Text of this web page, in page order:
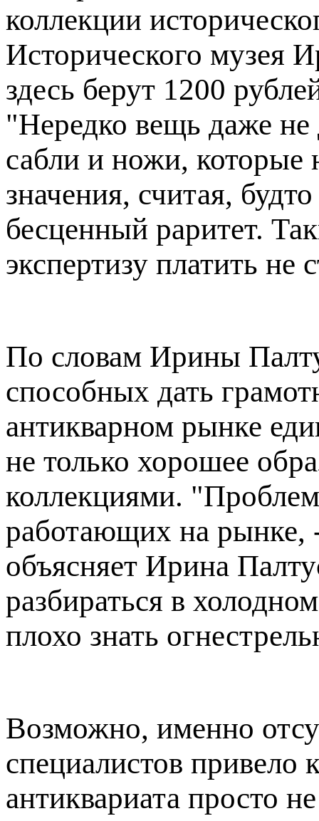
коллекции
Исторического музея
здесь берут 1200
"Нередко вещь даже
сабли и ножи, которые
значения, считая,
бесценный раритет.
экспертизу платить не
По словам Ирины
способных дать
антикварном рынке
не только хорошее
коллекциями.
работающих на рынке,
объясняет Ирина
разбираться в
плохо знать
Возможно, именно
специалистов привело
антиквариата просто